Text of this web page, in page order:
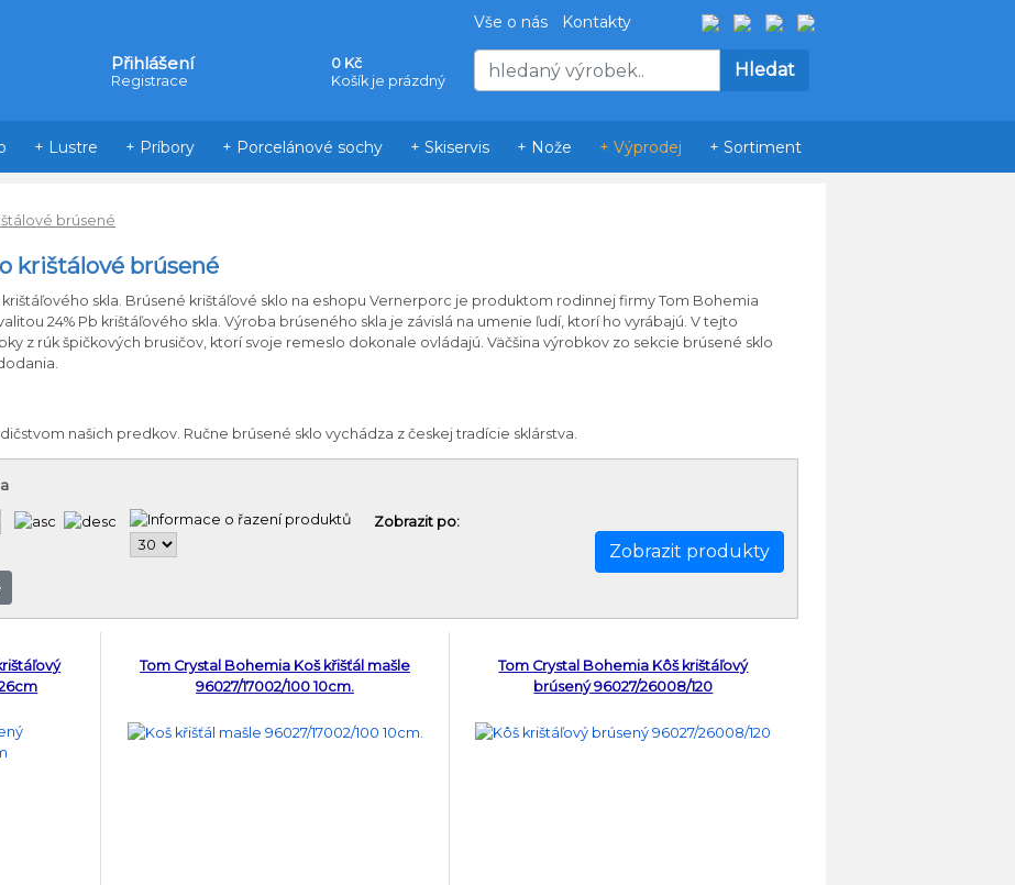
Přihlášení
Registrace
0 Kč
Košík je prázdný
Vše o nás Kontakty
brúsené
krištálové brúsené
krištáľového skla. Brúsené krištáľové sklo na eshopu Vernerporc je produktom rodinnej firmy Tom Bohemia
24% Pb krištáľového skla. Výroba brúseného skla je závislá na umenie ľudí, ktorí ho vyrábajú. V tejto
z rúk špičkových brusičov, ktorí svoje remeslo dokonale ovládajú. Väčšina výrobkov zo sekcie brúsené sklo
našich predkov Ručne brúsené sklo vychádza z českej tradície sklárstva
Zobrazit po:
Tom Crystal Bohemia Koš křišťál mašle
96027/17002/100 10cm.
Tom Crystal Bohemia Kôš krištáľový
brúsený 96027/26008/120
+ Lustre + Príbory + Porcelánové sochy + Skiservis + Nože + Výprodej + Sortiment